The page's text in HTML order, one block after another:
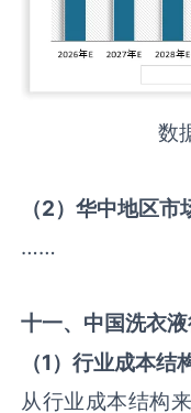
数
（2）华中地区市
……
十一、中国洗衣液
（1）行业成本结
从行业成本结构